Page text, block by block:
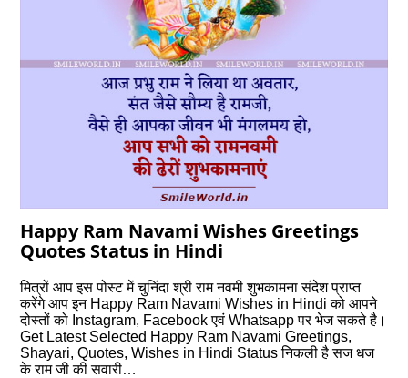
Happy Ram Navami Wishes Greetings
Quotes Status in Hindi
मित्रों आप इस पोस्‍ट में चुनिंदा श्री राम नवमी शुभकामना संदेश प्राप्‍त
करेंगे आप इन Happy Ram Navami Wishes in Hindi को आपने
दोस्‍तों को Instagram, Facebook एवं Whatsapp पर भेज सकते है।
Get Latest Selected Happy Ram Navami Greetings,
Shayari, Quotes, Wishes in Hindi Status निकली है सज धज
के राम जी की सवारी…